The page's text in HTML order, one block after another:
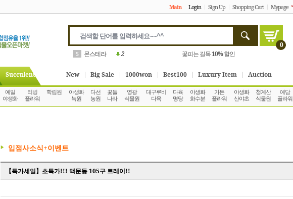
Main Login Sign Up Shopping Cart Mypage
0
5 몬스테라 2 꽃피는 길목10%할인
Succulent New Big Sale 1000won Best100 Luxury Item Auction
예일
야생화
리빙
플라워
학림원
야생화
녹원
다선
농원
꽃들
나라
영광
식물원
대구루비
다육
다육
명당
야생화
화수분
가든
플라워
야생화
산야초
청계산
식물원
예담
플라워
입점사소식+이벤트
【특가세일】초특가!!! 맥문동 105구 트레이!!